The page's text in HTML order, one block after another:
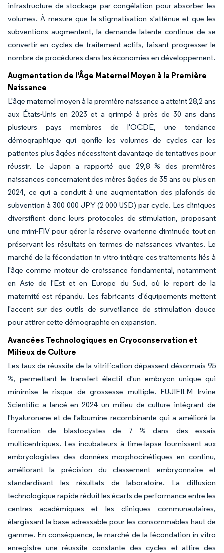
infrastructure de stockage par congélation pour absorber les
volumes. À mesure que la stigmatisation s'atténue et que les
subventions augmentent, la demande latente continue de se
convertir en cycles de traitement actifs, faisant progresser le
nombre de procédures dans les économies en développement.
Augmentation de l'Âge Maternel Moyen à la Première
Naissance
L'âge maternel moyen à la première naissance a atteint 28,2 ans
aux États-Unis en 2023 et a grimpé à près de 30 ans dans
plusieurs pays membres de l'OCDE, une tendance
démographique qui gonfle les volumes de cycles car les
patientes plus âgées nécessitent davantage de tentatives pour
réussir. Le Japon a rapporté que 29,8 % des premières
naissances concernaient des mères âgées de 35 ans ou plus en
2024, ce qui a conduit à une augmentation des plafonds de
subvention à 300 000 JPY (2 000 USD) par cycle. Les cliniques
diversifient donc leurs protocoles de stimulation, proposant
une mini-FIV pour gérer la réserve ovarienne diminuée tout en
préservant les résultats en termes de naissances vivantes. Le
marché de la fécondation in vitro intègre ces traitements liés à
l'âge comme moteur de croissance fondamental, notamment
en Asie de l'Est et en Europe du Sud, où le report de la
maternité est répandu. Les fabricants d'équipements mettent
l'accent sur des outils de surveillance de stimulation douce
pour attirer cette démographie en expansion.
Avancées Technologiques en Cryoconservation et
Milieux de Culture
Les taux de réussite de la vitrification dépassent désormais 95
%, permettant le transfert électif d'un embryon unique qui
minimise le risque de grossesse multiple. FUJIFILM Irvine
Scientific a lancé en 2024 un milieu de culture intégrant de
l'hyaluronane et de l'albumine recombinante qui a amélioré la
formation de blastocystes de 7 % dans des essais
multicentriques. Les incubateurs à time-lapse fournissent aux
embryologistes des données morphocinétiques en continu,
améliorant la précision du classement embryonnaire et
standardisant les résultats de laboratoire. La diffusion
technologique rapide réduit les écarts de performance entre les
centres académiques et les cliniques communautaires,
élargissant la base adressable pour les consommables haut de
gamme. En conséquence, le marché de la fécondation in vitro
enregistre une réussite constante des cycles et attire des